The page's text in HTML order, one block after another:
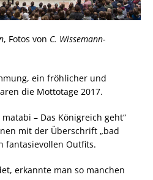
, Fotos von C. Wissemann-
ein fröhlicher und
die Mottotage 2017.
– Das Königreich geht“
mit der Überschrift „bad
fantasievollen Outfits.
erkannte man so manchen